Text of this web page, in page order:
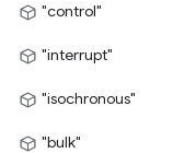
"control"
"interrupt"
"isochronous"
"bulk"